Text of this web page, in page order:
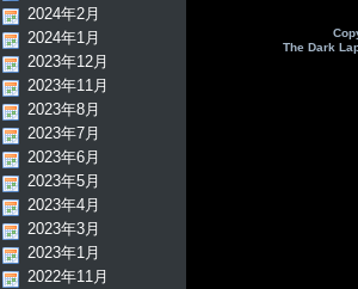
The Dark
2024年2月
2024年1月
2023年12月
2023年11月
2023年8月
2023年7月
2023年6月
2023年5月
2023年4月
2023年3月
2023年1月
2022年11月